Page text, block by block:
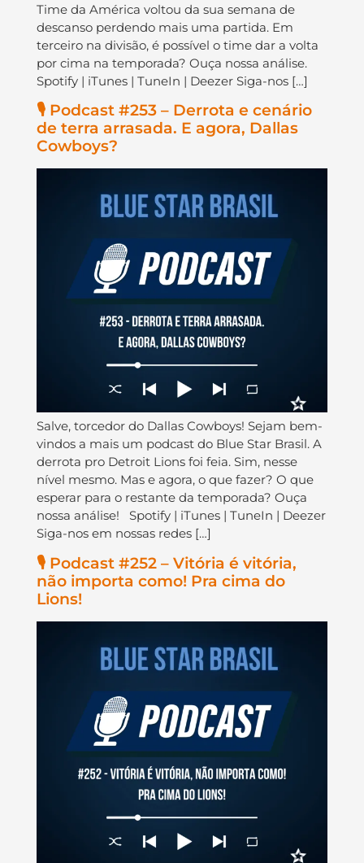
Time da América voltou da sua semana de
descanso perdendo mais uma partida. Em
terceiro na divisão, é possível o time dar a volta
por cima na temporada? Ouça nossa análise.
Spotify | iTunes | TuneIn | Deezer Siga-nos […]
🎙️ Podcast #253 – Derrota e cenário
de terra arrasada. E agora, Dallas
Cowboys?
Salve, torcedor do Dallas Cowboys! Sejam bem-
vindos a mais um podcast do Blue Star Brasil. A
derrota pro Detroit Lions foi feia. Sim, nesse
nível mesmo. Mas e agora, o que fazer? O que
esperar para o restante da temporada? Ouça
nossa análise! Spotify | iTunes | TuneIn | Deezer
Siga-nos em nossas redes […]
🎙️ Podcast #252 – Vitória é vitória,
não importa como! Pra cima do
Lions!